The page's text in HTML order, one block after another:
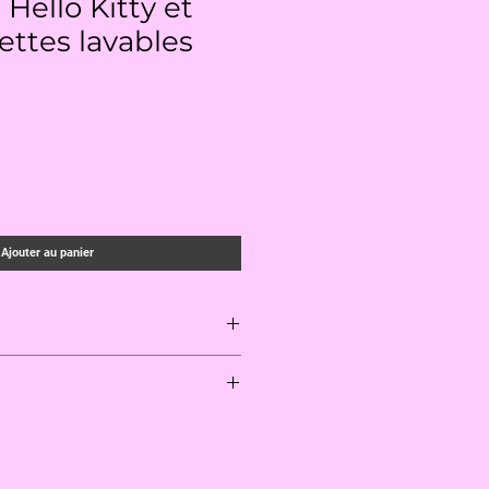
Hello Kitty et
lavables
Ajouter au panier